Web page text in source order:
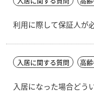
利用に際して保証人が
入居に関する質問 高
入居になった場合どう